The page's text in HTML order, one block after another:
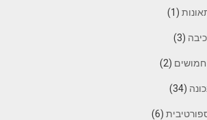
(1)
(3)
חמושים (2)
(34)
(6)